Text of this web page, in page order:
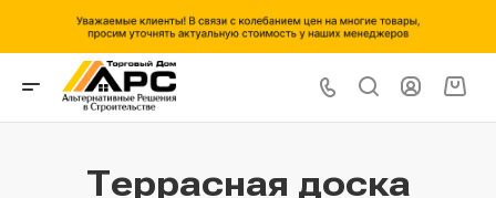
Террасная доска